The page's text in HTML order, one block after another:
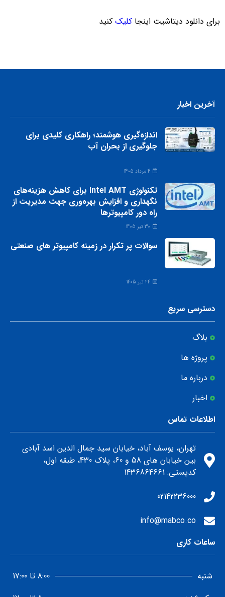
برای دانلود دیتاشیت اینجا کلیک کنید
آخرین اخبار
اندازه‌گیری هوشمند؛ راهکاری کلیدی برای
جلوگیری از بحران آب
4 مرداد 1405
تکنولوژی Intel AMT برای کاهش هزینه‌های
نگهداری و افزایش بهره‌وری جهت مدیریت از
راه دور کامپیوترها
30 تیر 1405
سوالات پر تکرار در زمینه کامپیوتر های صنعتی
24 تیر 1405
دسترسی سریع
بلاگ
پروژه ها
درباره ما
اخبار
اطلاعات تماس
تهران، یوسف آباد، خیابان سید جمال الدین اسد آبادی
بین خیابان های 58 و 60، پلاک 430، طبقه اول،
كدپستي: 1436864661
02142236000
info@mabco.co
ساعات کاری
شنبه
8:00 تا 17:00